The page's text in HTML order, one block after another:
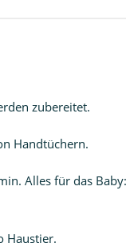
zubereitet.
Handtüchern.
Alles für das
Haustier.